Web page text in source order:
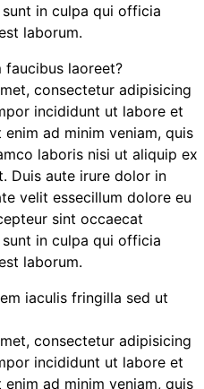
in culpa qui officia
laborum.
faucibus laoreet?
consectetur adipisicing
incididunt ut labore et
ad minim veniam, quis
laboris nisi ut aliquip ex
Duis aute irure dolor in
velit essecillum dolore eu
sint occaecat
in culpa qui officia
laborum.
iaculis fringilla sed ut
consectetur adipisicing
incididunt ut labore et
ad minim veniam, quis